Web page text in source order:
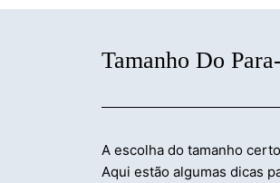
Tamanho Do
A escolha do tamanho
Aqui estão algumas dicas